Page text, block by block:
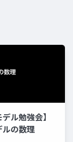
デル勉強会】
の数理